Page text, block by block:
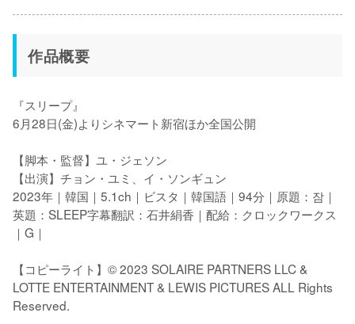
作品概要
『スリープ』
6⽉28⽇(⾦)よりシネマート新宿ほか全国公開
【脚本・監督】ユ・ジェソン
【出演】チョン・ユミ、イ・ソンギュン
2023年｜韓国｜5.1ch｜ビスタ｜韓国語｜94分｜原題：잠｜
英題：SLEEP字幕翻訳：⽯井絹⾹｜配給：クロックワークス
｜G｜
【コピーライト】© 2023 SOLAIRE PARTNERS LLC &
LOTTE ENTERTAINMENT & LEWIS PICTURES ALL Rights
Reserved.